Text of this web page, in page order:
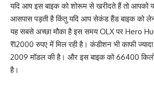
यदि आप इस बाइक को शोरूम से खरीदते हैं तो आपको
आसपास पड़ती है किंतु यदि आप सेकंड हैंड बाइक को
यह सबसे अच्छा मौका है इस समय OLX पर Hero
₹12000 रुपए में मिल रही है। कंडीशन भी काफी
2009 मॉडल की है। और इस बाइक को 66400
है।